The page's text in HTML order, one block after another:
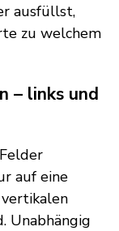
ausfüllst,
zu welchem
– links und
auf eine
Unabhängig